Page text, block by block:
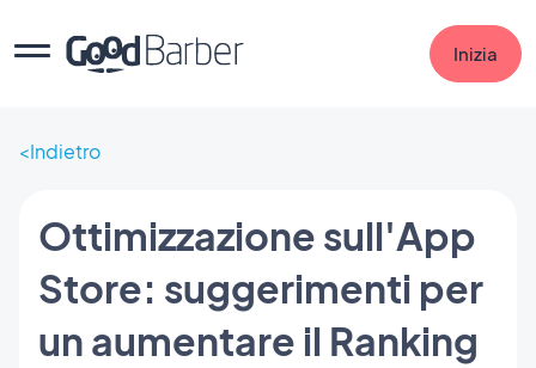
Inizia
Indietro
Ottimizzazione sull'App
Store: suggerimenti per
un aumentare il Ranking